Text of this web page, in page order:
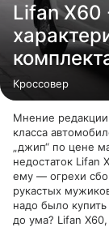
Lifan X60
Кроссовер
Мнение
класса
„джип“ по цене
недостаток Lifan
ему — огрехи
рукастых
надо было
до ума? Lifan